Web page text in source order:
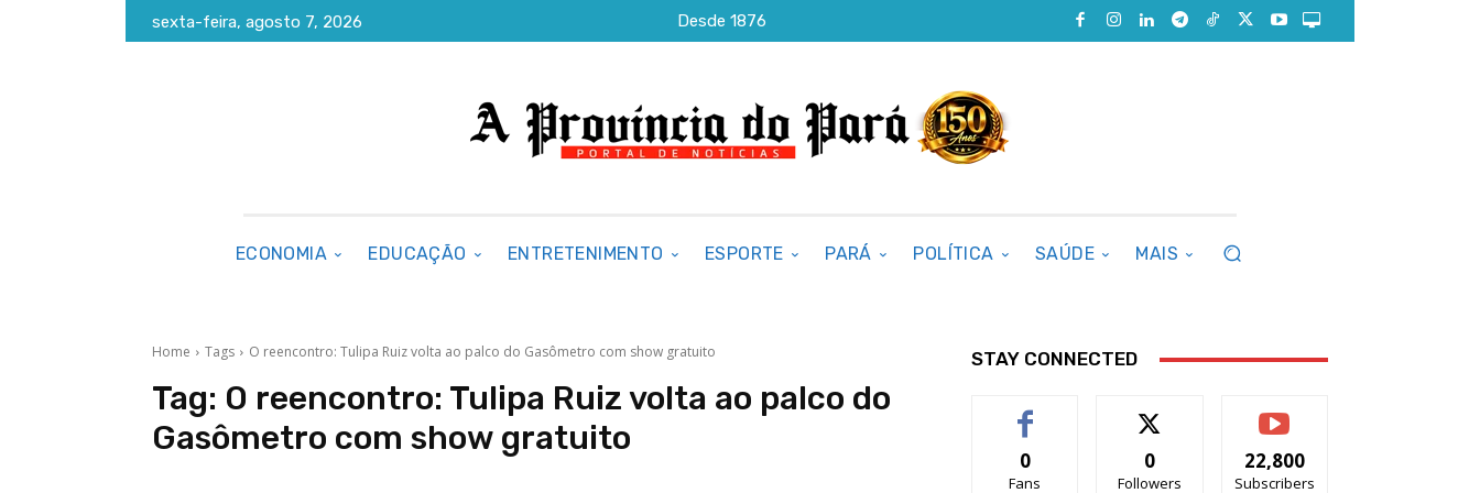
sexta-feira, agosto 7, 2026 Desde 1876
ECONOMIA EDUCAÇÃO ENTRETENIMENTO ESPORTE PARÁ POLÍTICA SAÚDE MAIS
Home Tags O reencontro: Tulipa Ruiz volta ao palco do Gasômetro com show gratuito
Tag: O reencontro: Tulipa Ruiz volta ao palco do
Gasômetro com show gratuito
STAY CONNECTED
0
Fans
0
Followers
22,800
Subscribers